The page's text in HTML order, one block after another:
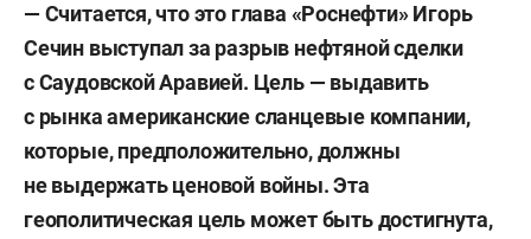
— Считается, что это глава «Роснефти» Игорь
Сечин выступал за разрыв нефтяной сделки
с Саудовской Аравией. Цель — выдавить
с рынка американские сланцевые компании,
которые, предположительно, должны
не выдержать ценовой войны. Эта
геополитическая цель может быть достигнута,